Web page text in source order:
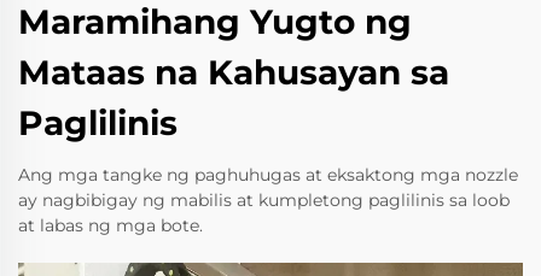
Maramihang Yugto ng
Mataas na Kahusayan sa
Paglilinis
Ang mga tangke ng paghuhugas at eksaktong mga nozzle
ay nagbibigay ng mabilis at kumpletong paglilinis sa loob
at labas ng mga bote.